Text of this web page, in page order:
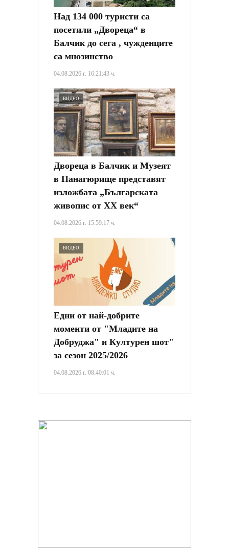
Над 134 000 туристи са
посетили „Двореца“ в
Балчик до сега , чужденците
са мнозинство
04.08.2026 г. 16:21:43 ч.
ВИДЕО
Двореца в Балчик и Музеят
в Панагюрище представят
изложбата „Българската
живопис от XX век“
04.08.2026 г. 15:59:17 ч.
ВИДЕО
Едни от най-добрите
моменти от "Младите на
Добруджа" и Културен шот"
за сезон 2025/2026
04.08.2026 г. 08:40:01 ч.